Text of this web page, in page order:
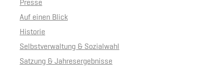
Presse
Auf einen Blick
Historie
Selbstverwaltung & Sozialwahl
Satzung & Jahresergebnisse